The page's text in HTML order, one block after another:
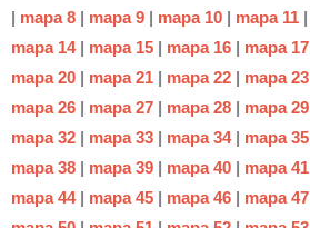
mapa 8 mapa 9 mapa 10 mapa 11
mapa 14| mapa 15 mapa 16 mapa 17
mapa 20
mapa 21 mapa 22 mapa 23
mapa 26
mapa 27 mapa 28 mapa 29
mapa 32
mapa 33 mapa 34| mapa 35
mapa 38
mapa 39 mapa 40 mapa 41
mapa 44| mapa 45 mapa 46 mapa 47